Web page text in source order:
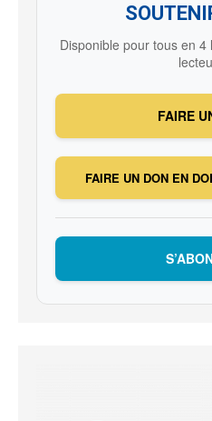
Disponible pour tous en
FAIRE
FAIRE UN DON EN